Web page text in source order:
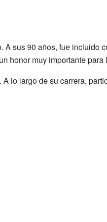
sus 90 años, fue incluido
honor muy importante para
lo largo de su carrera,